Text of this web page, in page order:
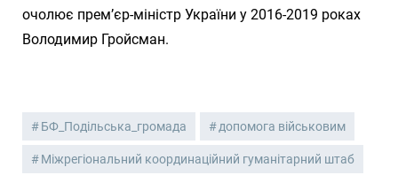
очолює прем’єр-міністр України у 2016-2019 роках
Володимир Гройсман.
БФ_Подільська_громада допомога військовим
Міжрегіональний координаційний гуманітарний штаб